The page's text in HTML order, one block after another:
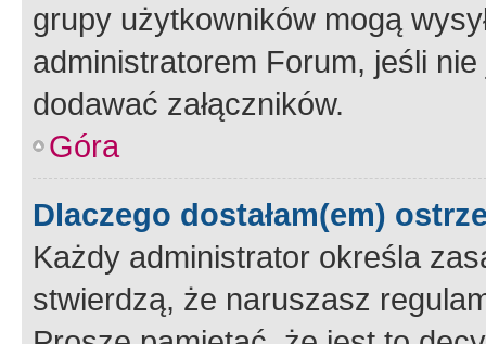
grupy użytkowników mogą
administratorem Forum, jeśli
dodawać załączników.
Góra
Dlaczego dostałam(em)
Każdy administrator określa
stwierdzą, że naruszasz